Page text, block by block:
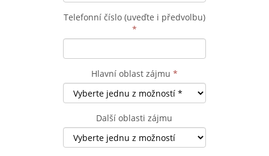
Telefonní číslo (uveďte i předvolbu)
*
Hlavní oblast zájmu *
Další oblasti zájmu